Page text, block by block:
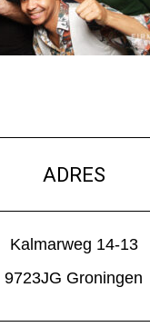
ADRES
Kalmarweg 14-13
9723JG Groningen